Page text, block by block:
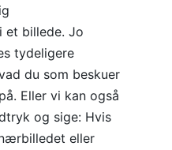
billede. Jo
tydeligere
du som beskuer
Eller vi kan også
og sige: Hvis
eller